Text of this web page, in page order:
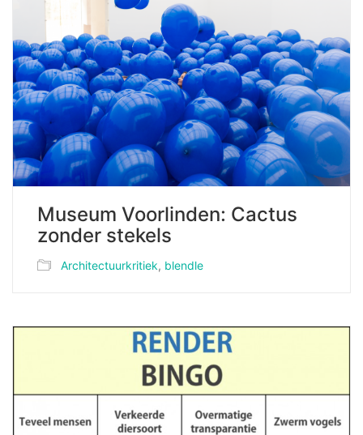
Museum Voorlinden: Cactus
zonder stekels
Architectuurkritiek, blendle